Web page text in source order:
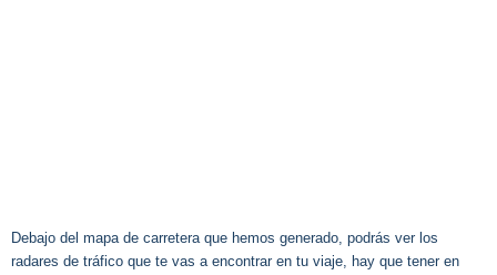
Debajo del mapa de carretera que hemos generado, podrás ver los
radares de tráfico que te vas a encontrar en tu viaje, hay que tener en